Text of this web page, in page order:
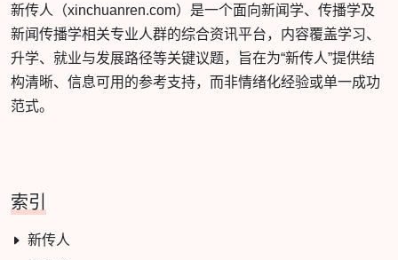
新传人（xinchuanren.com）是一个面向新闻学、传播学及
新闻传播学相关专业人群的综合资讯平台，内容覆盖学习、
升学、就业与发展路径等关键议题，旨在为“新传人”提供结
构清晰、信息可用的参考支持，而非情绪化经验或单一成功
范式。
索引
新传人